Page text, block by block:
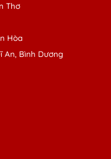
Thơ
Hòa
An, Bình Dương